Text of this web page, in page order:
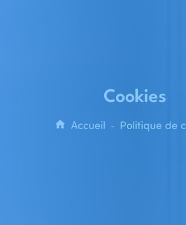
Cookies
Accueil - Politique de